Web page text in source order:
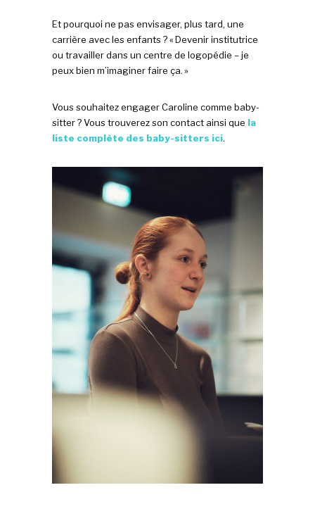
Et pourquoi ne pas envisager, plus tard, une
carrière avec les enfants ? « Devenir institutrice
ou travailler dans un centre de logopédie – je
peux bien m’imaginer faire ça. »
Vous souhaitez engager Caroline comme baby-
sitter ? Vous trouverez son contact ainsi que la
liste complète des baby-sitters ici.